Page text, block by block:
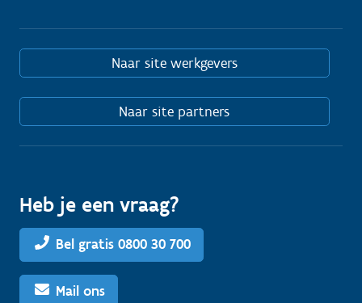
Naar site werkgevers
Naar site partners
Heb je een vraag?
Bel gratis 0800 30 700
Mail ons